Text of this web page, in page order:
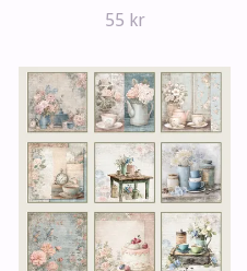
55 kr